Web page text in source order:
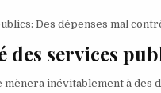
Des dépenses mal
des services
inévitablement à des